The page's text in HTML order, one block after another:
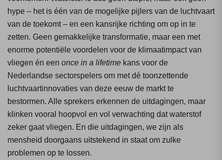
hype – het is één van de mogelijke pijlers van de luchtvaart
van de toekomt – en een kansrijke richting om op in te
zetten. Geen gemakkelijke transformatie, maar een met
enorme potentiële voordelen voor de klimaatimpact van
vliegen én een once in a lifetime kans voor de
Nederlandse sectorspelers om met dé toonzettende
luchtvaartinnovaties van deze eeuw de markt te
bestormen. Alle sprekers erkennen de uitdagingen, maar
klinken vooral hoopvol en vol verwachting dat waterstof
zeker gaat vliegen. En die uitdagingen, we zijn als
mensheid doorgaans uitstekend in staat om zulke
problemen op te lossen.